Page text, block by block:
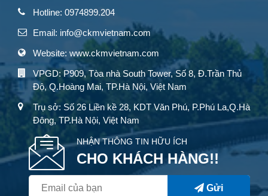
Hotline: 0974899.204
Email: info@ckmvietnam.com
Website: www.ckmvietnam.com
VPGD: P909, Tòa nhà South Tower, Số 8, Đ.Trần Thủ
Độ, Q.Hoàng Mai, TP.Hà Nội, Việt Nam
Trụ sở: Số 26 Liền kề 28, KDT Văn Phú, P.Phú La,Q.Hà
Đông, TP.Hà Nội, Việt Nam
NHẬN THÔNG TIN HỮU ÍCH
CHO KHÁCH HÀNG!!
Gửi